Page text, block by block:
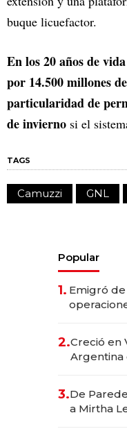
buque licuefactor.
En los 20 años de
por 14.500 millones
particularidad de
de invierno si el
TAGS
Camuzzi GNL
Popular
1. Emigró
2.Creció en
las
3.De
a Mirtha